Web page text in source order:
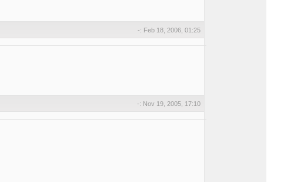
-: Feb 18, 2006, 01:25
-: Nov 19, 2005, 17:10